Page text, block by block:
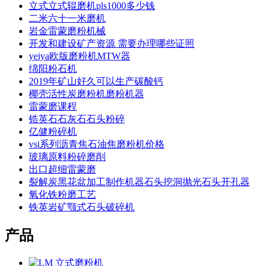
立式立式辊磨机pls1000多少钱
二米六十一米磨机
岩金雷蒙磨粉机械
开发和建设矿产资源 需要办理哪些证照
yeiya欧版磨粉机MTW器
绵阳粉石机
2019年矿山好久可以生产碳酸钙
椰壳活性炭磨粉机磨粉机器
雷蒙磨课程
锆英石石灰石石头粉碎
亿健粉碎机
vsi系列沥青焦石油焦磨粉机价格
玻璃原料粉碎磨削
出口超细雷蒙磨
裂解炭黑花盆加工制作机器石头挖洞抛光石头开孔器
氧化铁粉磨工艺
铁英岩矿颚式石头破碎机
产品